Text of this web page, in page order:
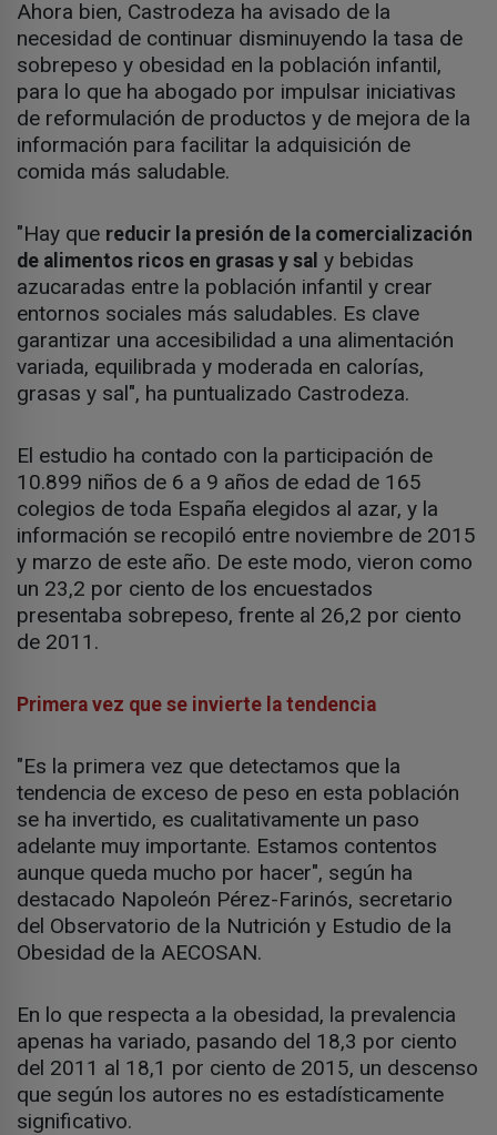
Ahora bien, Castrodeza ha avisado de la
necesidad de continuar disminuyendo la tasa de
sobrepeso y obesidad en la población infantil,
para lo que ha abogado por impulsar iniciativas
de reformulación de productos y de mejora de la
información para facilitar la adquisición de
comida más saludable.
"Hay que reducir la presión de la comercialización
de alimentos ricos en grasas y sal y bebidas
azucaradas entre la población infantil y crear
entornos sociales más saludables. Es clave
garantizar una accesibilidad a una alimentación
variada, equilibrada y moderada en calorías,
grasas y sal", ha puntualizado Castrodeza.
El estudio ha contado con la participación de
10.899 niños de 6 a 9 años de edad de 165
colegios de toda España elegidos al azar, y la
información se recopiló entre noviembre de 2015
y marzo de este año. De este modo, vieron como
un 23,2 por ciento de los encuestados
presentaba sobrepeso, frente al 26,2 por ciento
de 2011.
Primera vez que se invierte la tendencia
"Es la primera vez que detectamos que la
tendencia de exceso de peso en esta población
se ha invertido, es cualitativamente un paso
adelante muy importante. Estamos contentos
aunque queda mucho por hacer", según ha
destacado Napoleón Pérez-Farinós, secretario
del Observatorio de la Nutrición y Estudio de la
Obesidad de la AECOSAN.
En lo que respecta a la obesidad, la prevalencia
apenas ha variado, pasando del 18,3 por ciento
del 2011 al 18,1 por ciento de 2015, un descenso
que según los autores no es estadísticamente
significativo.